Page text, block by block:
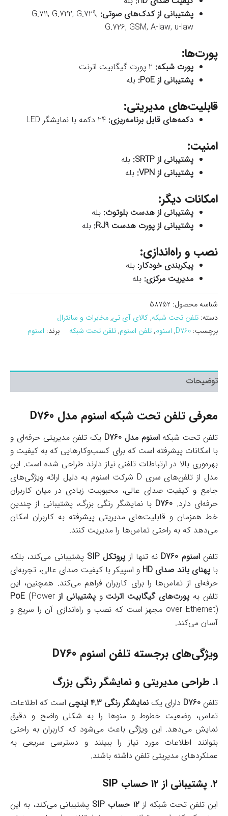
پشتیبانی از کدک‌های صوتی: G.711, G.722, G.729,
G.726, GSM, A-law, u-law
پورت‌ها:
پورت شبکه:
پشتیبانی از PoE:
بله
قابلیت‌های مدیریتی:
دکمه‌های قابل برنامه‌ریزی:
امنیت:
پشتیبانی از SRTP:
بله
پشتیبانی از VPN:
بله
امکانات دیگر:
پشتیبانی از هدست بلوتوث: بله
پشتیبانی از پورت هدست RJ9:
بله
نصب و راه‌اندازی:
پیکربندی خودکار: بله
مدیریت مرکزی: بله
شناسه محصول: 58752
دسته: تلفن تحت شبکه,کالای آی تی,مخابرات و سانترال
برچسب: D760
, اسنوم,تلفن اسنوم,تلفن تحت شبکه برند: اسنوم
توضیحات
معرفی تلفن تحت شبکه اسنوم مدل D760
تلفن تحت شبکهاسنوم مدل D760
یک تلفن مدیریتی حرفه‌ای و
با امکانات پیشرفته است که برای کسب‌وکارهایی که به کیفیت و
بهره‌وری بالا در ارتباطات تلفنی نیاز دارند طراحی شده است. این
مدل از تلفن‌های سری D شرکت اسنوم به دلیل ارائه ویژگی‌های
جامع و کیفیت صدای عالی، محبوبیت زیادی در میان کاربران
حرفه‌ای دارد. D760 با نمایشگر رنگی بزرگ، پشتیبانی از چندین
خط همزمان و قابلیت‌های مدیریتی پیشرفته به کاربران امکان
می‌دهد که به راحتی تماس‌ها را مدیریت کنند.
تلفناسنوم D760 نه تنها از پروتکل SIP
پشتیبانی می‌کند، بلکه
باپهنای باند صدای HD
و اسپیکر با کیفیت صدای عالی، تجربه‌ای
حرفه‌ای از تماس‌ها را برای کاربران فراهم می‌کند. همچنین، این
تلفن به پورت‌های گیگابیت اترنت وپشتیبانی از PoE(Power
over Ethernet) مجهز است که نصب و راه‌اندازی آن را سریع و
آسان می‌کند.
ویژگی‌های برجسته تلفن اسنوم D760
۱. طراحی مدیریتی و نمایشگر رنگی بزرگ
تلفن D760 دارای یک نمایشگر رنگی ۴.۳ اینچی
است که اطلاعات
تماس، وضعیت خطوط و منوها را به شکلی واضح و دقیق
نمایش می‌دهد. این ویژگی باعث می‌شود که کاربران به راحتی
بتوانند اطلاعات مورد نیاز را ببینند و دسترسی سریعی به
عملکردهای مدیریتی تلفن داشته باشند.
۲. پشتیبانی از ۱۲ حساب SIP
این تلفن تحت شبکه از۱۲ حساب SIP
پشتیبانی می‌کند، به این